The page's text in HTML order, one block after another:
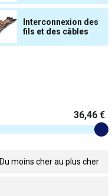
Interconnexion des
fils et des câbles
Du moins cher au plus cher
36,46 €